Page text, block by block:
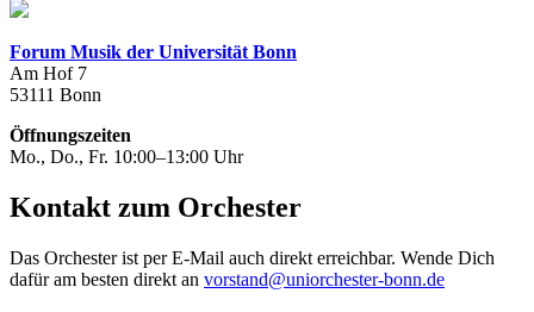
Forum Musik der Universität Bonn
Am Hof 7
53111 Bonn
Öffnungszeiten
Mo., Do., Fr. 10:00–13:00 Uhr
Kontakt zum Orchester
Das Orchester ist per E-Mail auch direkt erreichbar. Wende Dich
dafür am besten direkt an vorstand@uniorchester-bonn.de